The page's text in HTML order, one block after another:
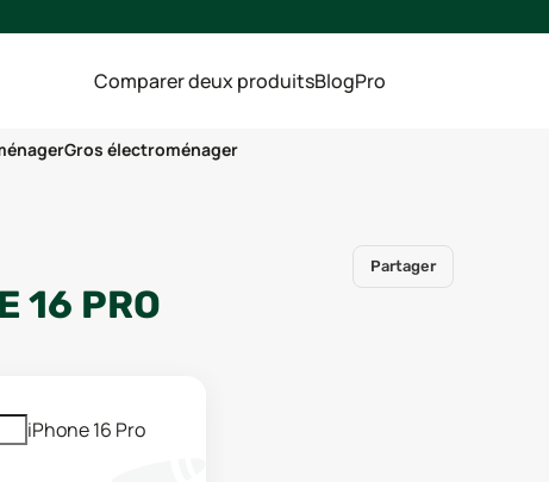
Comparer deux produitsBlogPro
Gros électroménager
Partager
16 PRO
iPhone 16 Pro